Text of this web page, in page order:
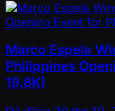
Marco Espela
Philippines
19.8K)